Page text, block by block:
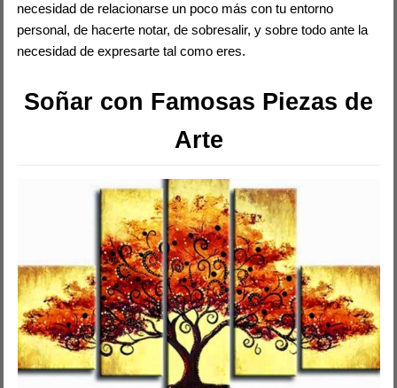
necesidad de relacionarse un poco más con tu entorno
personal, de hacerte notar, de sobresalir, y sobre todo ante la
necesidad de expresarte tal como eres.
Soñar con Famosas Piezas de
Arte